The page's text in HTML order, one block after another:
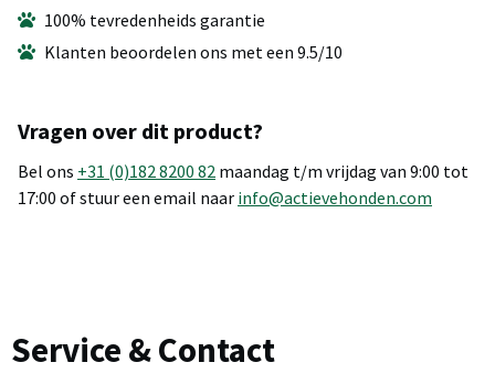
100% tevredenheids garantie
Klanten beoordelen ons met een 9.5/10
Vragen over dit product?
Bel ons +31 (0)182 8200 82 maandag t/m vrijdag van 9:00 tot
17:00 of stuur een email naar info@actievehonden.com
Service & Contact